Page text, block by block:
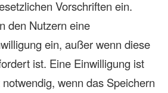
Vorschriften ein.
den Nutzern eine
ein, außer wenn diese
ist. Eine Einwilligung ist
wenn das Speichern